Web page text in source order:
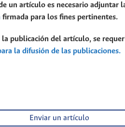
un artículo es necesario adjuntar
firmada para los fines pertinentes.
publicación del artículo, se
la difusión de las publicaciones.
Enviar un artículo